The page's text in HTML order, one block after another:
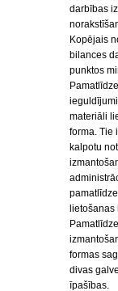
darbības
Kopējais
bilances
punktos
materiāli
forma. Tie
kalpotu
formas
divas
īpašības.